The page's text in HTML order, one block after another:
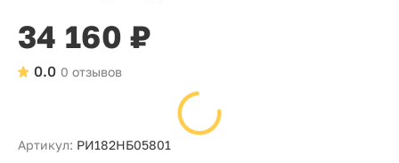
34 160 ₽
0 отзывов
0.0
Артикул: РИ182НБ05801